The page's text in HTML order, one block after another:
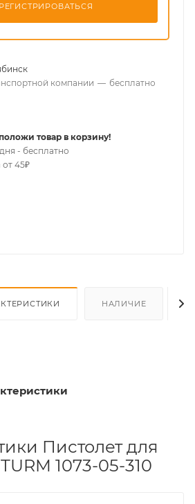
компании — бесплатно
товар в корзину!
- бесплатно
от 45₽
НАЛИЧИЕ
Пистолет для
1073-05-310